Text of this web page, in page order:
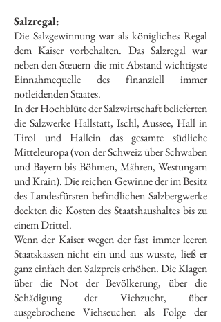
Salzregal:
Die Salzgewinnung war als königliches Regal
dem Kaiser vorbehalten. Das Salzregal war
neben den Steuern die mit Abstand wichtigste
Einnahmequelle des finanziell immer
notleidenden Staates.
In der Hochblüte der Salzwirtschaft belieferten
die Salzwerke Hallstatt, Ischl, Aussee, Hall in
Tirol und Hallein das gesamte südliche
Mitteleuropa (von der Schweiz über Schwaben
und Bayern bis Böhmen, Mähren, Westungarn
und Krain). Die reichen Gewinne der im Besitz
des Landesfürsten befindlichen Salzbergwerke
deckten die Kosten des Staatshaushaltes bis zu
einem Drittel.
Wenn der Kaiser wegen der fast immer leeren
Staatskassen nicht ein und aus wusste, ließ er
ganz einfach den Salzpreis erhöhen. Die Klagen
über die Not der Bevölkerung, über die
Schädigung der Viehzucht, über
ausgebrochene Viehseuchen als Folge der